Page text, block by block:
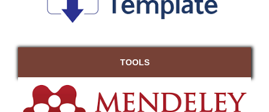
TOOLS